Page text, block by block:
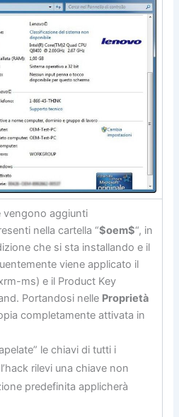
vengono aggiunti
nella cartella “$oem$“, in
che si sta installando e il
viene applicato il
ms) e il Product Key
Portandosi nelle Proprietà
completamente attivata in
le chiavi di tutti i
rilevi una chiave non
predefinita applicherà